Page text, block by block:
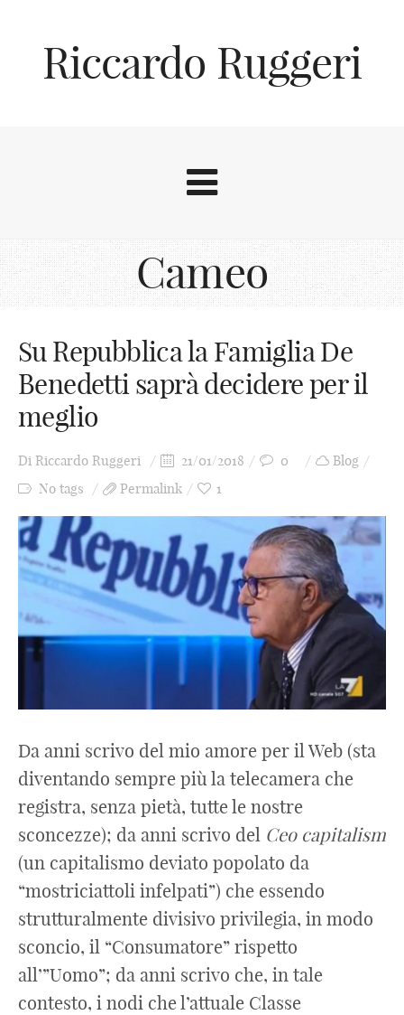
Riccardo Ruggeri
Cameo
Su Repubblica la Famiglia De
Benedetti saprà decidere per il
meglio
Di Riccardo Ruggeri 21/01/2018 0
Blog
No tags
Permalink 1
Da anni scrivo del mio amore per il Web (sta
diventando sempre più la telecamera che
registra, senza pietà, tutte le nostre
sconcezze); da anni scrivo del Ceo capitalism
(un capitalismo deviato popolato da
“mostriciattoli infelpati”) che essendo
strutturalmente divisivo privilegia, in modo
sconcio, il “Consumatore” rispetto
all’”Uomo”; da anni scrivo che, in tale
contesto, i nodi che l’attuale Classe